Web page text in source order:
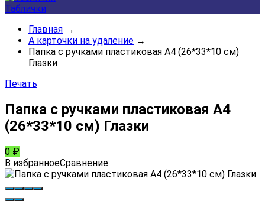
Таблички
Главная →
А карточки на удаление →
Папка с ручками пластиковая А4 (26*33*10 см)
Глазки
Печать
Папка с ручками пластиковая А4
(26*33*10 см) Глазки
0 ₽
В избранноеСравнение